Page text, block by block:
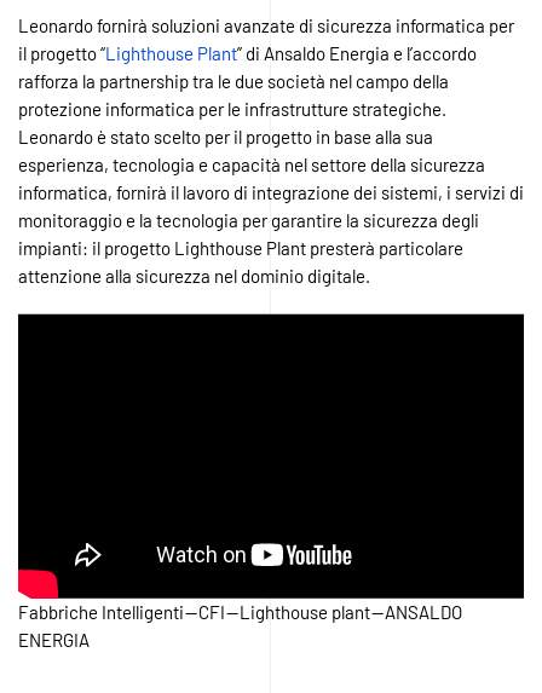
Leonardo fornirà soluzioni avanzate di sicurezza informatica per
il progetto “Lighthouse Plant” di Ansaldo Energia e l’accordo
rafforza la partnership tra le due società nel campo della
protezione informatica per le infrastrutture strategiche.
Leonardo è stato scelto per il progetto in base alla sua
esperienza, tecnologia e capacità nel settore della sicurezza
informatica, fornirà il lavoro di integrazione dei sistemi, i servizi di
monitoraggio e la tecnologia per garantire la sicurezza degli
impianti: il progetto Lighthouse Plant presterà particolare
attenzione alla sicurezza nel dominio digitale.
Fabbriche Intelligenti — CFI — Lighthouse plant — ANSALDO
ENERGIA